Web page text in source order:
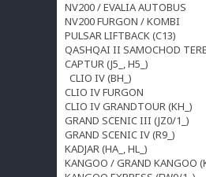
NV200 / EVALIA AUTOBUS
NV200 FURGON / KOMBI
PULSAR LIFTBACK (C13)
QASHQAI II SAMOCHOD
CAPTUR (J5_, H5_)
CLIO IV (BH_)
CLIO IV FURGON
CLIO IV GRANDTOUR (KH_)
GRAND SCENIC III (JZ0/1_)
GRAND SCENIC IV (R9_)
KADJAR (HA_, HL_)
KANGOO / GRAND KANGOO